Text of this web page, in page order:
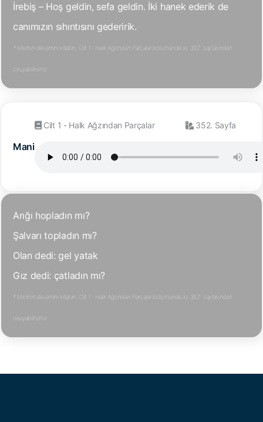
İrebiş – Hoş geldin, sefa geldin. İki hanek ederik de
canımızın sıhıntısını gederirik.
* Metnin devamını kitabın, Cilt 1 - Halk Ağzından Parçalar bölümünde ki, 322. sayfasından
okuyabilirsiniz.
Mani
Cilt 1 - Halk Ağzından Parçalar 352. Sayfa
Arığı hopladın mı?
Şalvarı topladın mı?
Olan dedi: gel yatak
Gız dedi: çatladın mı?
* Metnin devamını kitabın, Cilt 1 - Halk Ağzından Parçalar bölümünde ki, 352. sayfasından
okuyabilirsiniz.